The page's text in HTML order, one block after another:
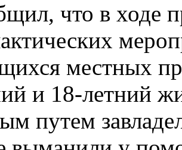
что в ходе
местных
и 18-летний
путем